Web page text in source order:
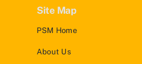
Site Map
PSM Home
About Us